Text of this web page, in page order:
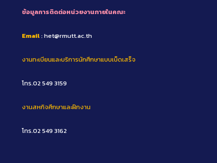
ข้อมูลการติดต่อหน่วยงานภายในคณะ
Email: het@rmutt.ac.th
งานทะเบียนและบริการนักศึกษาแบบเบ็ดเสร็จ
โทร.02 549 3159
งานสหกิจศึกษาและฝึกงาน
โทร.02 549 3162